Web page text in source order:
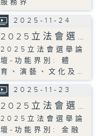
服務界
2025-11-24
2025立法會選…
2025立法會選舉論
壇-功能界別: 體
育、演藝、文化及…
2025-11-23
2025立法會選…
2025立法會選舉論
壇-功能界別: 金融